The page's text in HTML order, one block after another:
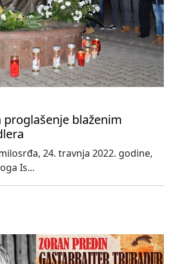
blaženim
24. travnja 2022. godine,
Is...